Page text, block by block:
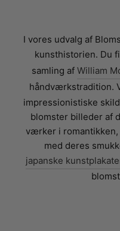
I vores udvalg af
kunsthistorien. Du
samling af William
håndværkstradition.
impressionistiske
blomster billeder af
værker i romantikken,
med deres
japanske